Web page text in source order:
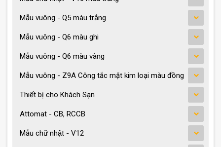
Mẫu vuông - Q5 màu trắng
Mẫu vuông - Q6 màu ghi
Mẫu vuông - Q6 màu vàng
Mẫu vuông - Z9A Công tắc mặt kim loại màu đồng
Thiết bị cho Khách Sạn
Attomat - CB, RCCB
Mẫu chữ nhật - V12